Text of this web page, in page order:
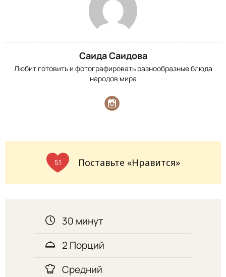
Саида Саидова
Любит готовить и фотографировать разнообразные блюда
народов мира
51 Поставьте «Нравится»
30 минут
2 Порций
Средний